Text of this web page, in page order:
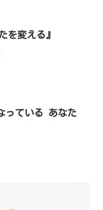
を変える』
っている あなた